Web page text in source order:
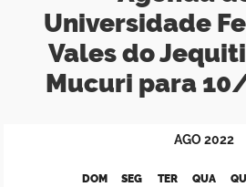
Universidade
Vales do
Mucuri para
AGO2022
DOM SEG TER QUA QUI